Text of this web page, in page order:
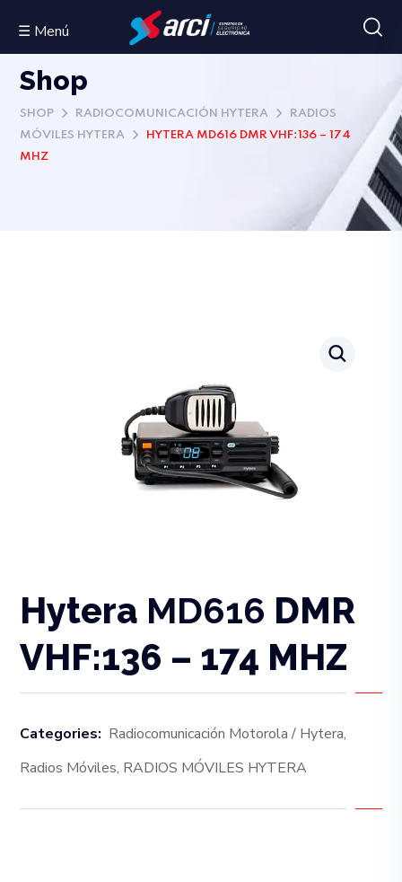
☰ Menú
Shop
SHOP RADIOCOMUNICACIÓN HYTERA
RADIOS
MÓVILES HYTERA
HYTERA MD616 DMR VHF:136 – 174
MHZ
Hytera MD616 DMR
VHF:136 – 174 MHZ
Categories: Radiocomunicación Motorola / Hytera,
Radios Móviles, RADIOS MÓVILES HYTERA